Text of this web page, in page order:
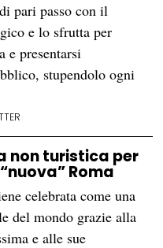
pari passo con il
e lo sfrutta per
e presentarsi
stupendolo ogni
non turistica per
Roma
celebrata come una
del mondo grazie alla
e alle sue